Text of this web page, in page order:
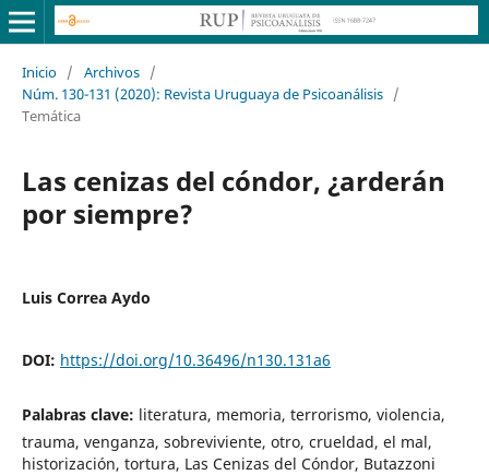
Inicio / Archivos /
Núm. 130-131 (2020): Revista Uruguaya de Psicoanálisis /
Temática
Las cenizas del cóndor, ¿arderán
por siempre?
Luis Correa Aydo
DOI: https://doi.org/10.36496/n130.131a6
Palabras clave: literatura, memoria, terrorismo, violencia,
trauma, venganza, sobreviviente, otro, crueldad, el mal,
historización, tortura, Las Cenizas del Cóndor, Butazzoni